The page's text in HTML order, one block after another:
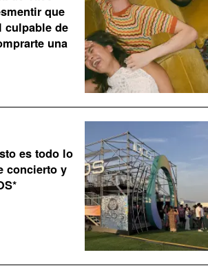
que
culpable de
una
es todo lo
concierto y